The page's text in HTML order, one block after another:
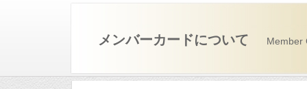
メンバーカードについて Member